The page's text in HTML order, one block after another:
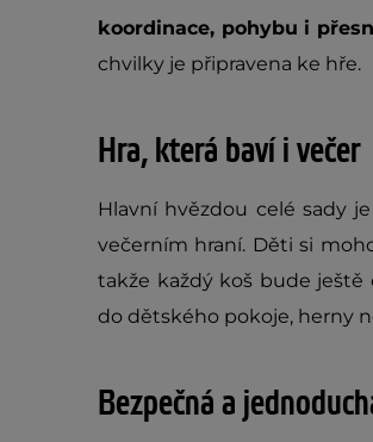
koordinace, pohybu i
chvilky je připravena ke hře.
Hra, která baví i večer
Hlavní hvězdou celé sady je
večerním hraní. Děti si
takže každý koš bude
do dětského pokoje, herny
Bezpečná a